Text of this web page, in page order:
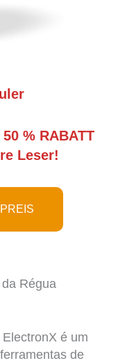
% RABATT
Leser!
Régua
é um
de